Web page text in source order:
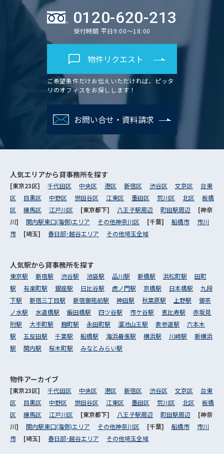
0120-620-213
受付時間 平日9:00～18:00
物件リクエスト
ご希望条件だけお伝えいただければ、ピッタ
リのオフィスをお探しします！
お問い合せ・資料請求
人気エリアから貸事務所を探す
[東京23区] 千代田区 中央区 港区 新宿区 渋谷区 文京区
台東
区
目黒区 中野区 世田谷区 江東区 墨田区 荒川区 北区
板橋
区
練馬区 江戸川区 [東京都下] 八王子駅周辺 町田駅周辺
[神奈
川] 関内駅東口(海側)エリア その他神奈川区 [千葉] 船橋市
市川
市
[埼玉] 春日部･越谷エリア その他埼玉全域
人気駅から貸事務所を探す
東京駅 新宿駅 渋谷駅 池袋駅 品川駅 新橋駅 浜松町駅
田町
駅
有楽町駅 銀座駅 日比谷駅 虎ノ門駅 京橋駅 日本橋駅
九段
下駅
新宿三丁目駅 新宿御苑前駅 神田駅 秋葉原駅 上野駅
御茶
ノ水駅
水道橋駅 飯田橋駅 四ツ谷駅 市ケ谷駅 恵比寿駅
赤坂見
附駅
大手町駅 麹町駅 永田町駅 溜池山王駅 表参道駅
六本木
駅
五反田駅 千葉駅 船橋駅 海浜幕張駅 横浜駅 川崎駅
新横浜
駅
関内駅 桜木町駅 みなとみらい駅
物件アーカイブ
[東京23区] 千代田区 中央区 港区 新宿区 渋谷区 文京区
台東
区
目黒区 中野区 世田谷区 江東区 墨田区 荒川区 北区
板橋
区
練馬区 江戸川区 [東京都下] 八王子駅周辺 町田駅周辺
[神奈
川] 関内駅東口(海側)エリア その他神奈川区 [千葉] 船橋市
市川
市
[埼玉] 春日部･越谷エリア その他埼玉全域